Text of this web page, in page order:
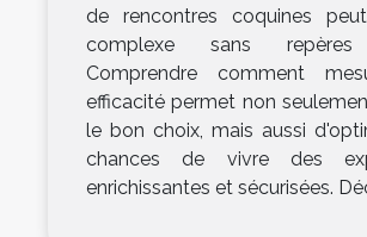
de rencontres coquines
complexe sans repères
Comprendre comment
efficacité permet non
le bon choix, mais aussi
chances de vivre des
enrichissantes et sécurisées.